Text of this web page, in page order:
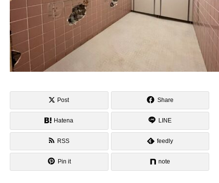
Post Share
Hatena LINE
RSS feedly
Pin it note